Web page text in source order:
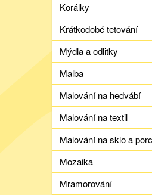
Korálky
Krátkodobé tetování
Mýdla a odlitky
Malba
Malování na hedvábí
Malování na textil
Malování na sklo a
Mozaika
Mramorování